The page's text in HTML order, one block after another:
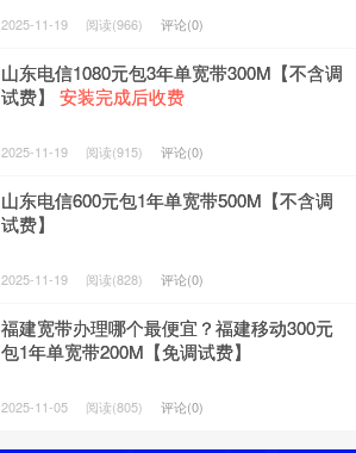
2025-11-19 阅读(966) 评论(0)
山东电信1080元包3年单宽带300M【不含调
试费】 安装完成后收费
2025-11-19 阅读(915) 评论(0)
山东电信600元包1年单宽带500M【不含调
试费】
2025-11-19 阅读(828) 评论(0)
福建宽带办理哪个最便宜？福建移动300元
包1年单宽带200M【免调试费】
2025-11-05 阅读(805) 评论(0)